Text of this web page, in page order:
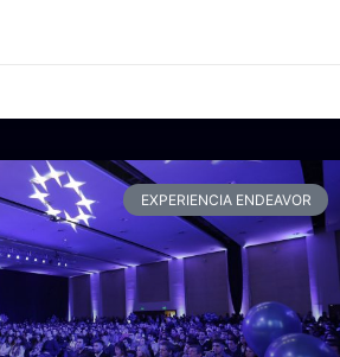
EXPERIENCIA ENDEAVOR